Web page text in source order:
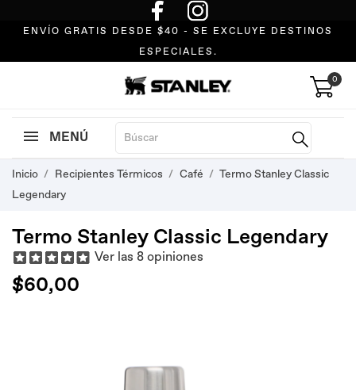
ENVÍO GRATIS DESDE $40 - SE EXCLUYE DESTINOS
ESPECIALES.
0
MENÚ
Inicio Recipientes Térmicos Café
Termo Stanley Classic
Legendary
Termo Stanley Classic Legendary
Ver las 8 opiniones
$60,00